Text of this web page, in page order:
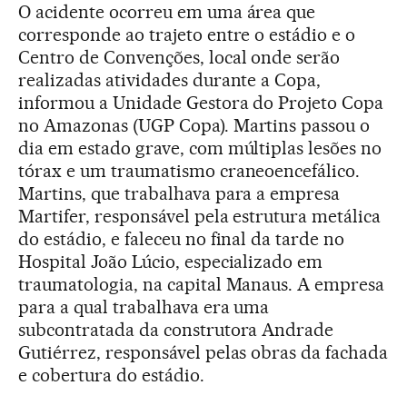
O acidente ocorreu em uma área que
corresponde ao trajeto entre o estádio e o
Centro de Convenções, local onde serão
realizadas atividades durante a Copa,
informou a Unidade Gestora do Projeto Copa
no Amazonas (UGP Copa). Martins passou o
dia em estado grave, com múltiplas lesões no
tórax e um traumatismo craneoencefálico.
Martins, que trabalhava para a empresa
Martifer, responsável pela estrutura metálica
do estádio, e faleceu no final da tarde no
Hospital João Lúcio, especializado em
traumatologia, na capital Manaus. A empresa
para a qual trabalhava era uma
subcontratada da construtora Andrade
Gutiérrez, responsável pelas obras da fachada
e cobertura do estádio.